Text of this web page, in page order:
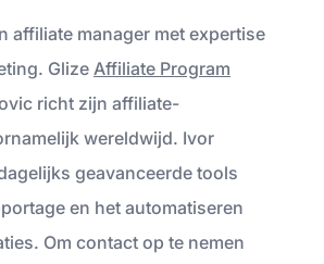
affiliate manager met expertise
Glize Affiliate Program
richt zijn affiliate-
wereldwijd. Ivor
geavanceerde tools
en het automatiseren
Om contact op te nemen